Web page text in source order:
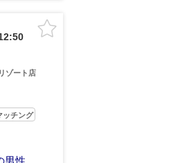
ゾート店
ッチング
男性